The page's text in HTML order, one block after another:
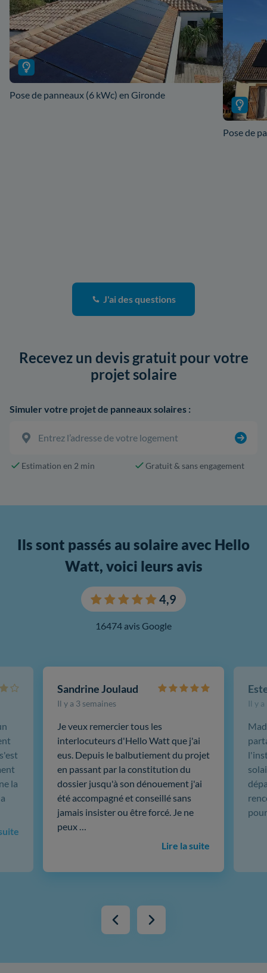
Pose de panneaux (6 kWc) en Gironde
Pose de
J'ai des questions
Recevez un devis gratuit pour votre
projet solaire
Simuler votre projet de panneaux solaires :
Estimation en 2 min Gratuit & sans engagement
Ils sont passés au solaire avec Hello
Watt, voici leurs avis
4,9
16474 avis Google
Sandrine Joulaud
Il y a 3 semaines
Je veux remercier tous les
interlocuteurs d'Hello Watt que j'ai
eus. Depuis le balbutiement du projet
en passant par la constitution du
dossier jusqu'à son dénouement j'ai
été accompagné et conseillé sans
jamais insister ou être forcé. Je ne
peux …
Lire la suite
Il y
la